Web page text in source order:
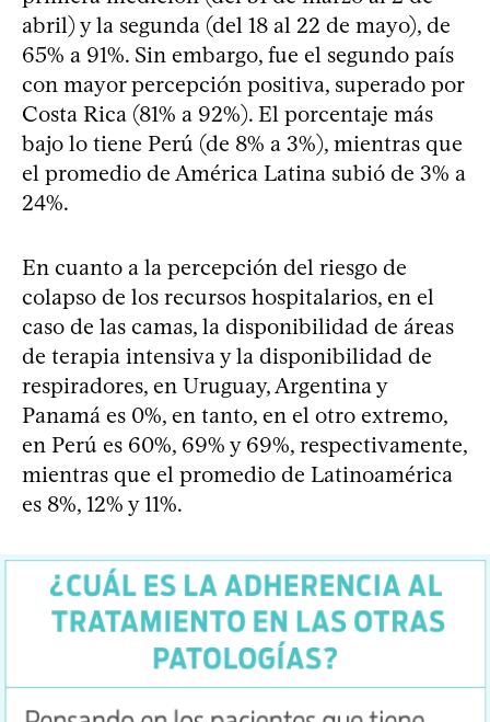
abril) y la segunda (del 18 al 22 de mayo), de
65% a 91%. Sin embargo, fue el segundo país
con mayor percepción positiva, superado por
Costa Rica (81% a 92%). El porcentaje más
bajo lo tiene Perú (de 8% a 3%), mientras que
el promedio de América Latina subió de 3% a
24%.
En cuanto a la percepción del riesgo de
colapso de los recursos hospitalarios, en el
caso de las camas, la disponibilidad de áreas
de terapia intensiva y la disponibilidad de
respiradores, en Uruguay, Argentina y
Panamá es 0%, en tanto, en el otro extremo,
en Perú es 60%, 69% y 69%, respectivamente,
mientras que el promedio de Latinoamérica
es 8%, 12% y 11%.